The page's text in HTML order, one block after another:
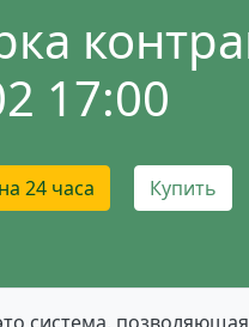
17:00
24 часа Купить